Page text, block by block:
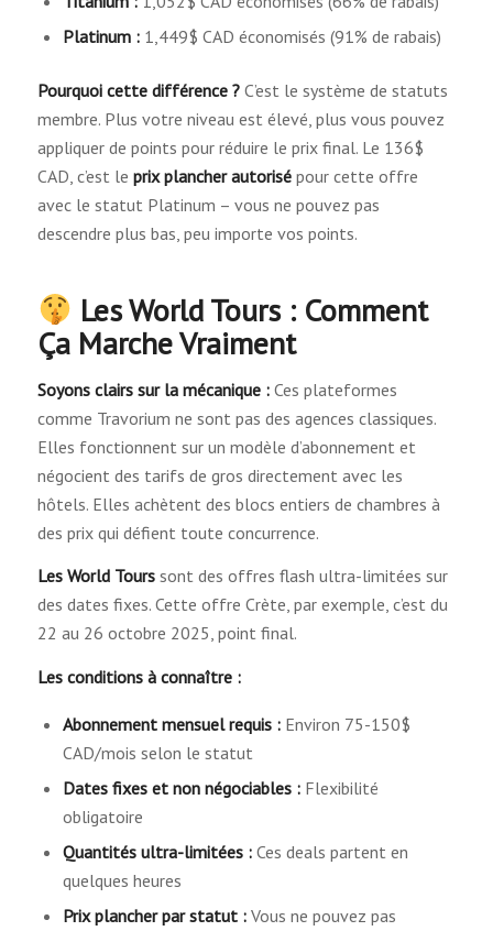
Platinum :1,449$ CAD économisés (91% de rabais)
Pourquoi cette différence ?C’est le système de statuts
membre. Plus votre niveau est élevé, plus vous pouvez
appliquer de points pour réduire le prix final. Le 136$
CAD, c’est le prix plancher autorisépour cette offre
avec le statut Platinum – vous ne pouvez pas
descendre plus bas, peu importe vos points.
Les World Tours : Comment
Ça Marche Vraiment
Soyons clairs sur la mécanique :Ces plateformes
comme Travorium ne sont pas des agences classiques.
Elles fonctionnent sur un modèle d’abonnement et
négocient des tarifs de gros directement avec les
hôtels. Elles achètent des blocs entiers de chambres à
des prix qui défient toute concurrence.
Les World Tourssont des offres flash ultra-limitées sur
des dates fixes. Cette offre Crète, par exemple, c’est du
22 au 26 octobre 2025, point final.
Les conditions à connaître :
Abonnement mensuel requis :Environ 75-150$
CAD/mois selon le statut
Dates fixes et non négociables :Flexibilité
obligatoire
Quantités ultra-limitées :Ces deals partent en
quelques heures
Prix plancher par statut :Vous ne pouvez pas